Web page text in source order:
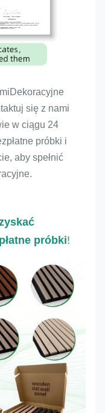
Dekoracyjne
się z nami
w ciągu 24
próbki i
aby spełnić
próbki!